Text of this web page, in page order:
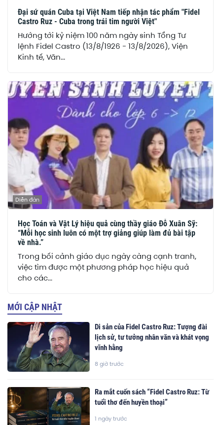
Đại sứ quán Cuba tại Việt Nam tiếp nhận tác phẩm "Fidel
Castro Ruz - Cuba trong trái tim người Việt"
Hướng tới kỷ niệm 100 năm ngày sinh Tổng Tư
lệnh Fidel Castro (13/8/1926 - 13/8/2026), Viện
Kinh tế, Văn...
Diễn đàn
Học Toán và Vật Lý hiệu quả cùng thầy giáo Đỗ Xuân Sỹ:
“Mỗi học sinh luôn có một trợ giảng giúp làm đủ bài tập
về nhà.”
Trong bối cảnh giáo dục ngày càng cạnh tranh,
việc tìm được một phương pháp học hiệu quả
cho các...
MỚI CẬP NHẬT
Di sản của Fidel Castro Ruz: Tượng đài
lịch sử, tư tưởng nhân văn và khát vọng
vĩnh hằng
8 giờ trước
Ra mắt cuốn sách “Fidel Castro Ruz: Từ
tuổi thơ đến huyền thoại”
1 ngày trước